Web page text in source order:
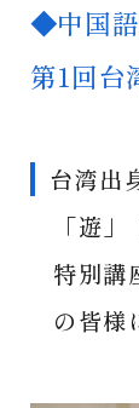
◆中国語
第1回台
台湾出
「遊
特別講
の皆様